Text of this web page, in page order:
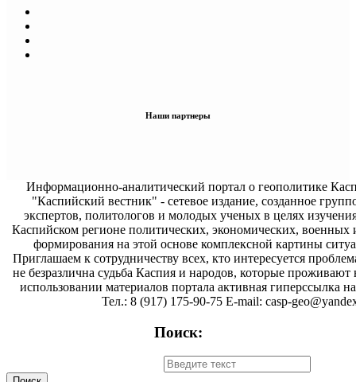
Наши партнеры
Информационно-аналитический портал о геополитике
"Каспийский вестник" - сетевое издание, созданное
экспертов, политологов и молодых ученых в целях
Каспийском регионе политических, экономических, военных
формирования на этой основе комплексной картины
Приглашаем к сотрудничеству всех, кто интересуется
не безразлична судьба Каспия и народов, которые проживают
использовании материалов портала активная гиперссылка на
Тел.: 8 (917) 175-90-75 E-mail: casp-
Поиск: